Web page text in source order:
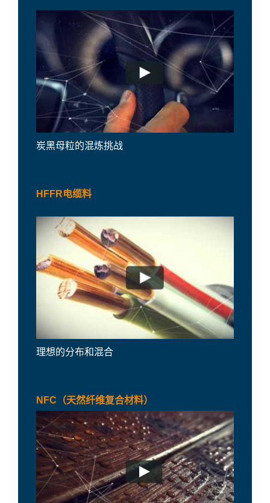
炭黑母粒的混炼挑战
HFFR电缆料
理想的分布和混合
NFC（天然纤维复合材料）